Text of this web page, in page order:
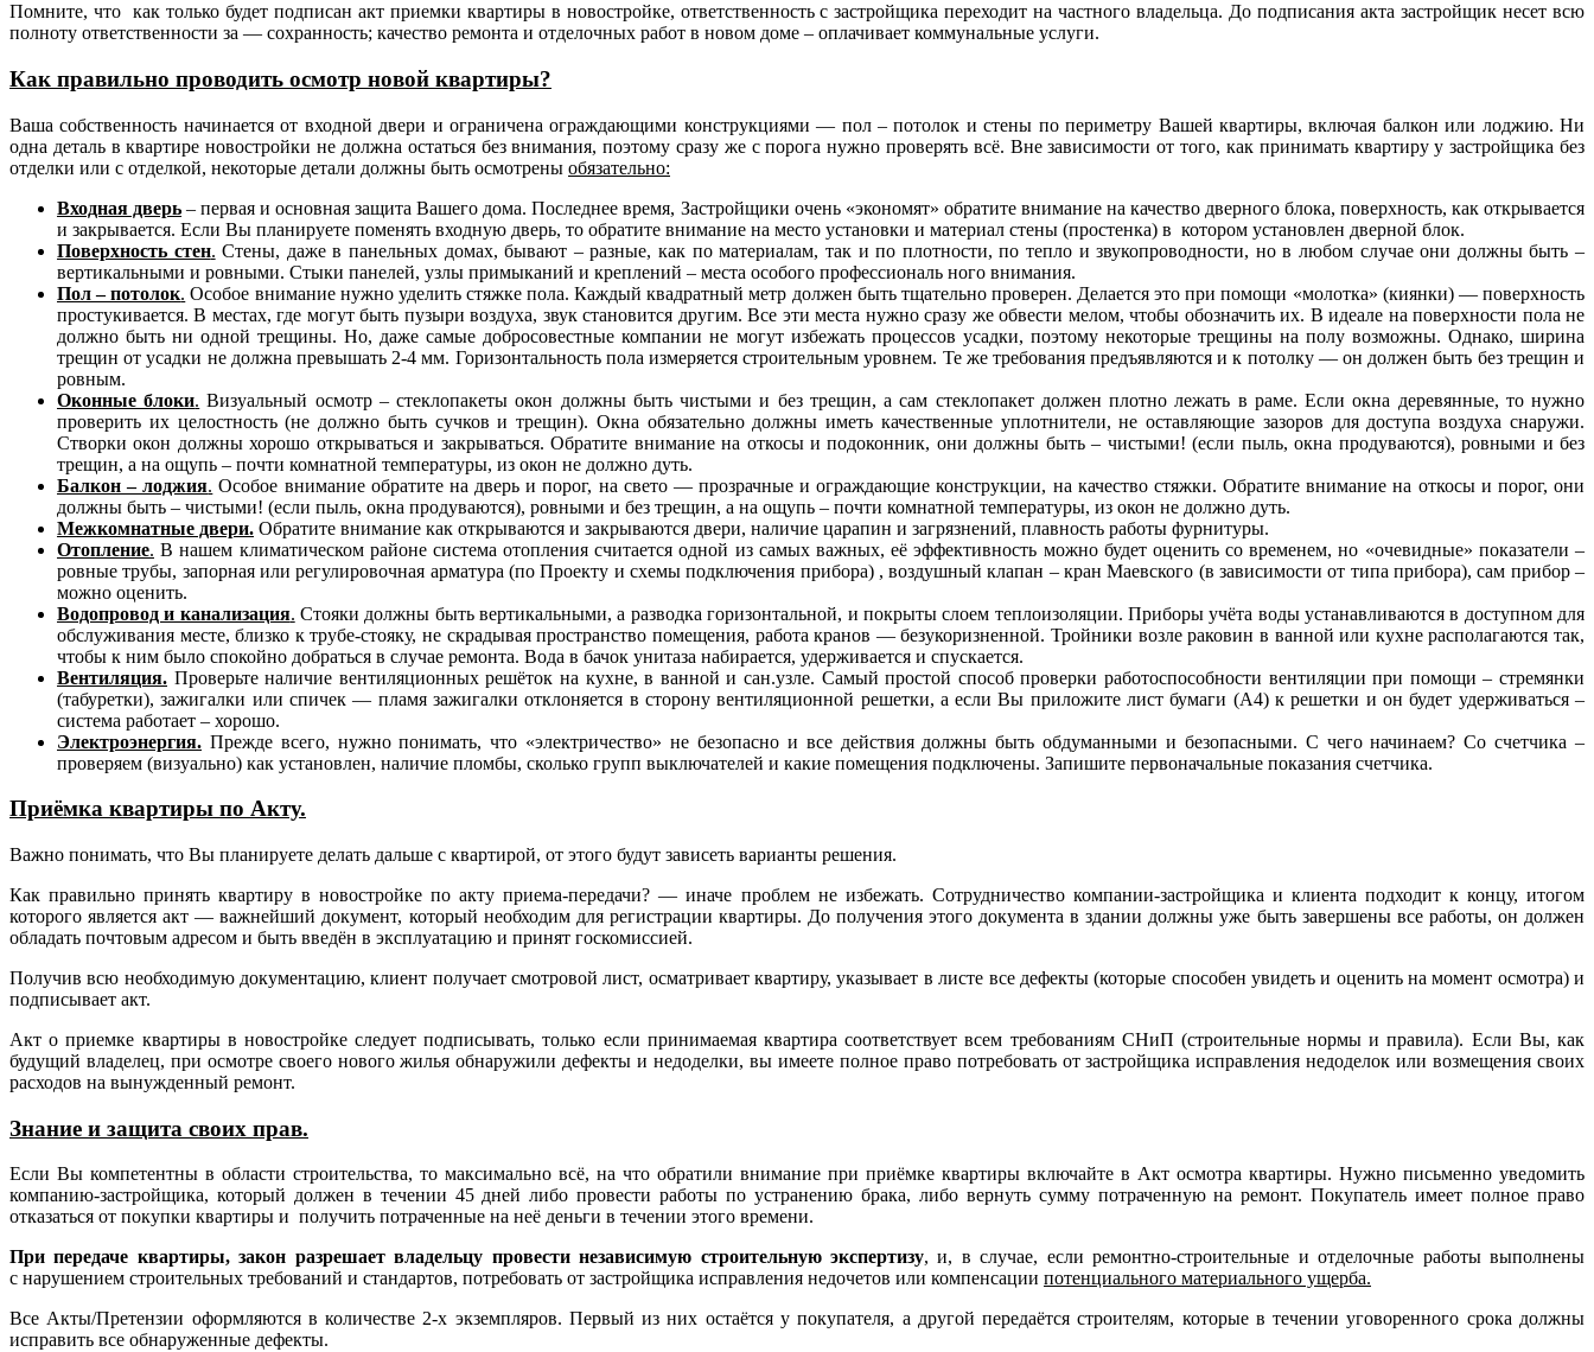
Помните, что как только будет подписан акт приемки квартиры в новостройке, ответственность с застройщика переходит на частного владельца. До подписания акта застройщик несет всю
полноту ответственности за — сохранность; качество ремонта и отделочных работ в новом доме – оплачивает коммунальные услуги.
Как правильно проводить осмотр новой квартиры?
Ваша собственность начинается от входной двери и ограничена ограждающими конструкциями — пол – потолок и стены по периметру Вашей квартиры, включая балкон или лоджию. Ни
одна деталь в квартире новостройки не должна остаться без внимания, поэтому сразу же с порога нужно проверять всё. Вне зависимости от того, как принимать квартиру у застройщика без
отделки или с отделкой, некоторые детали должны быть осмотрены обязательно:
Входная дверь – первая и основная защита Вашего дома. Последнее время, Застройщики очень «экономят» обратите внимание на качество дверного блока, поверхность, как открывается
и закрывается. Если Вы планируете поменять входную дверь, то обратите внимание на место установки и материал стены (простенка) в котором установлен дверной блок.
Поверхность стен. Стены, даже в панельных домах, бывают – разные, как по материалам, так и по плотности, по тепло и звукопроводности, но в любом случае они должны быть –
вертикальными и ровными. Стыки панелей, узлы примыканий и креплений – места особого профессиональ ного внимания.
Пол – потолок. Особое внимание нужно уделить стяжке пола. Каждый квадратный метр должен быть тщательно проверен. Делается это при помощи «молотка» (киянки) — поверхность
простукивается. В местах, где могут быть пузыри воздуха, звук становится другим. Все эти места нужно сразу же обвести мелом, чтобы обозначить их. В идеале на поверхности пола не
должно быть ни одной трещины. Но, даже самые добросовестные компании не могут избежать процессов усадки, поэтому некоторые трещины на полу возможны. Однако, ширина
трещин от усадки не должна превышать 2-4 мм. Горизонтальность пола измеряется строительным уровнем. Те же требования предъявляются и к потолку — он должен быть без трещин и
ровным.
Оконные блоки. Визуальный осмотр – стеклопакеты окон должны быть чистыми и без трещин, а сам стеклопакет должен плотно лежать в раме. Если окна деревянные, то нужно
проверить их целостность (не должно быть сучков и трещин). Окна обязательно должны иметь качественные уплотнители, не оставляющие зазоров для доступа воздуха снаружи.
Створки окон должны хорошо открываться и закрываться. Обратите внимание на откосы и подоконник, они должны быть – чистыми! (если пыль, окна продуваются), ровными и без
трещин, а на ощупь – почти комнатной температуры, из окон не должно дуть.
Балкон – лоджия. Особое внимание обратите на дверь и порог, на свето — прозрачные и ограждающие конструкции, на качество стяжки. Обратите внимание на откосы и порог, они
должны быть – чистыми! (если пыль, окна продуваются), ровными и без трещин, а на ощупь – почти комнатной температуры, из окон не должно дуть.
Межкомнатные двери. Обратите внимание как открываются и закрываются двери, наличие царапин и загрязнений, плавность работы фурнитуры.
Отопление. В нашем климатическом районе система отопления считается одной из самых важных, её эффективность можно будет оценить со временем, но «очевидные» показатели –
ровные трубы, запорная или регулировочная арматура (по Проекту и схемы подключения прибора) , воздушный клапан – кран Маевского (в зависимости от типа прибора), сам прибор –
можно оценить.
Водопровод и канализация. Стояки должны быть вертикальными, а разводка горизонтальной, и покрыты слоем теплоизоляции. Приборы учёта воды устанавливаются в доступном для
обслуживания месте, близко к трубе-стояку, не скрадывая пространство помещения, работа кранов — безукоризненной. Тройники возле раковин в ванной или кухне располагаются так,
чтобы к ним было спокойно добраться в случае ремонта. Вода в бачок унитаза набирается, удерживается и спускается.
Вентиляция. Проверьте наличие вентиляционных решёток на кухне, в ванной и сан.узле. Самый простой способ проверки работоспособности вентиляции при помощи – стремянки
(табуретки), зажигалки или спичек — пламя зажигалки отклоняется в сторону вентиляционной решетки, а если Вы приложите лист бумаги (А4) к решетки и он будет удерживаться –
система работает – хорошо.
Электроэнергия. Прежде всего, нужно понимать, что «электричество» не безопасно и все действия должны быть обдуманными и безопасными. С чего начинаем? Со счетчика –
проверяем (визуально) как установлен, наличие пломбы, сколько групп выключателей и какие помещения подключены. Запишите первоначальные показания счетчика.
Приёмка квартиры по Акту.
Важно понимать, что Вы планируете делать дальше с квартирой, от этого будут зависеть варианты решения.
Как правильно принять квартиру в новостройке по акту приема-передачи? — иначе проблем не избежать. Сотрудничество компании-застройщика и клиента подходит к концу, итогом
которого является акт — важнейший документ, который необходим для регистрации квартиры. До получения этого документа в здании должны уже быть завершены все работы, он должен
обладать почтовым адресом и быть введён в эксплуатацию и принят госкомиссией.
Получив всю необходимую документацию, клиент получает смотровой лист, осматривает квартиру, указывает в листе все дефекты (которые способен увидеть и оценить на момент осмотра) и
подписывает акт.
Акт о приемке квартиры в новостройке следует подписывать, только если принимаемая квартира соответствует всем требованиям СНиП (строительные нормы и правила). Если Вы, как
будущий владелец, при осмотре своего нового жилья обнаружили дефекты и недоделки, вы имеете полное право потребовать от застройщика исправления недоделок или возмещения своих
расходов на вынужденный ремонт.
Знание и защита своих прав.
Если Вы компетентны в области строительства, то максимально всё, на что обратили внимание при приёмке квартиры включайте в Акт осмотра квартиры. Нужно письменно уведомить
компанию-застройщика, который должен в течении 45 дней либо провести работы по устранению брака, либо вернуть сумму потраченную на ремонт. Покупатель имеет полное право
отказаться от покупки квартиры и получить потраченные на неё деньги в течении этого времени.
При передаче квартиры, закон разрешает владельцу провести независимую строительную экспертизу, и, в случае, если ремонтно-строительные и отделочные работы выполнены
с нарушением строительных требований и стандартов, потребовать от застройщика исправления недочетов или компенсации потенциального материального ущерба.
Все Акты/Претензии оформляются в количестве 2-х экземпляров. Первый из них остаётся у покупателя, а другой передаётся строителям, которые в течении уговоренного срока должны
исправить все обнаруженные дефекты.